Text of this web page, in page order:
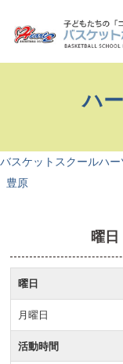
ハ
バスケットスクールハー
豊原
曜日
曜日
月曜日
活動時間